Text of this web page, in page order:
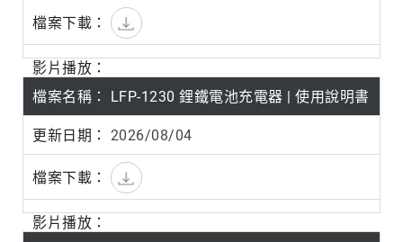
LFP-1230 鋰鐵電池充電器 | 使用說明書
2026/08/04